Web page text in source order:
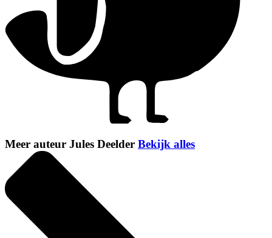
Meer auteur Jules Deelder Bekijk alles